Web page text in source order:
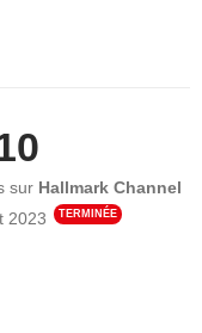
sur Hallmark Channel
2023 TERMINÉE